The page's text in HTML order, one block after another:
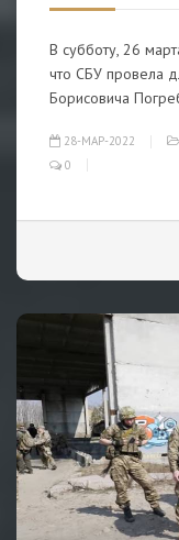
В субботу, 26
что СБУ провела
Борисовича
28-МАР-2022
0